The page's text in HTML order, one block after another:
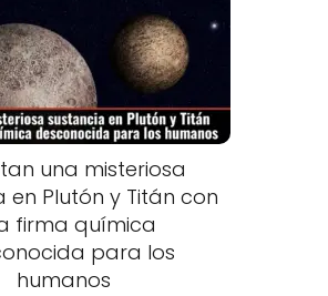
una misteriosa
en Plutón y Titán con
firma química
para los
humanos